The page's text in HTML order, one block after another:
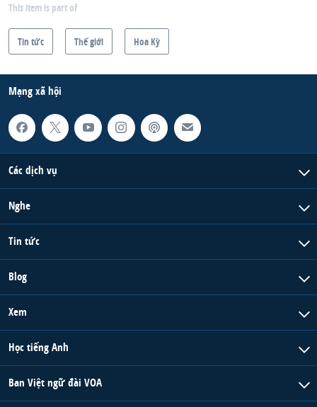
This item is part of
Tin tức Thế giới Hoa Kỳ
Mạng xã hội
Các dịch vụ
Nghe
Tin tức
Blog
Xem
Học tiếng Anh
Ban Việt ngữ đài VOA